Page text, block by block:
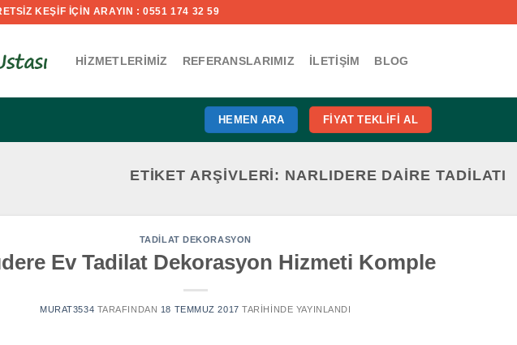
KEŞİF İÇİN ARAYIN : 0551 174 32 59
HIZMETLERIMIZ REFERANSLARIMIZ İLETIŞIM BLOG
HEMEN ARA FIYAT TEKLIFI AL
ETIKET ARŞIVLERI: NARLIDERE DAIRE TADILATI
TADILAT DEKORASYON
Ev Tadilat Dekorasyon Hizmeti Komple
MURAT3534 TARAFINDAN 18 TEMMUZ 2017 TARIHINDE YAYINLANDI